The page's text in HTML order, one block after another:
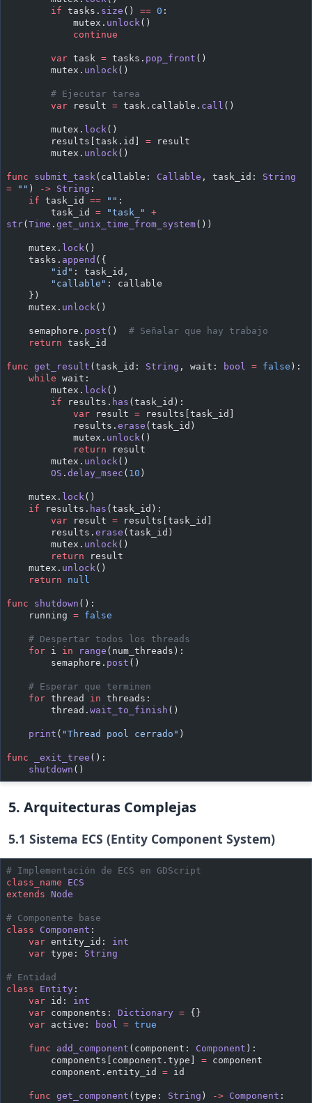
        if
tasks. size () == 0 :
            mutex.
unlock ()
            continue
        var
task = tasks. pop_front ()
        mutex.
unlock ()
        # Ejecutar tarea
        var
result = task.callable. call ()
        mutex.
lock ()
        results[task.id]
= result
        mutex.
unlock ()
func submit_task (callable: Callable , task_id: String
= "" ) -> String :
    if
task_id == "" :
        task_id
= "task_"
+
str( Time . get_unix_time_from_system())
    mutex.
lock ()
    tasks.
append ({
        "id"
: task_id,
        "callable"
: callable
    })
    mutex.
unlock ()
    semaphore.
post () # Señalar que hay trabajo
    return
task_id
func get_result (task_id: String , wait: bool = false ):
    while
wait:
        mutex.
lock ()
        if
results. has (task_id):
            var
result = results[task_id]
            results.
erase (task_id)
            mutex.
unlock ()
            return
result
        mutex.
unlock ()
        OS
. delay_msec ( 10 )
    mutex.
lock ()
    if
results. has (task_id):
        var
result = results[task_id]
        results.
erase (task_id)
        mutex.
unlock ()
        return
result
    mutex.
unlock ()
    return
null
func shutdown ():
    running
= false
    # Despertar todos los threads
    for
i in range (num_threads):
        semaphore.
post ()
    # Esperar que terminen
    for
thread in threads:
        thread.
wait_to_finish ()
    print
( "Thread pool cerrado" )
func _exit_tree ():
    shutdown
()
5. Arquitecturas Complejas
5.1 Sistema ECS (Entity Component System)
# Implementación de ECS en GDScript
class_name ECS
extends Node
# Componente base
class Component :
    var
entity_id: int
    var
type: String
# Entidad
class Entity :
    var
id: int
    var
components: Dictionary = {}
    var
active: bool = true
    func
add_component (component: Component ):
        components[component.type]
= component
        component.entity_id
= id
    func
get_component (type: String ) -> Component :